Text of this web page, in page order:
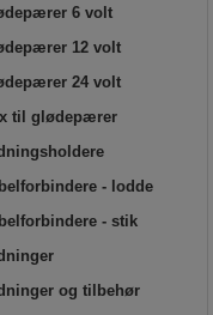
6 volt
12 volt
24 volt
til glødepærer
- lodde
- stik
og tilbehør